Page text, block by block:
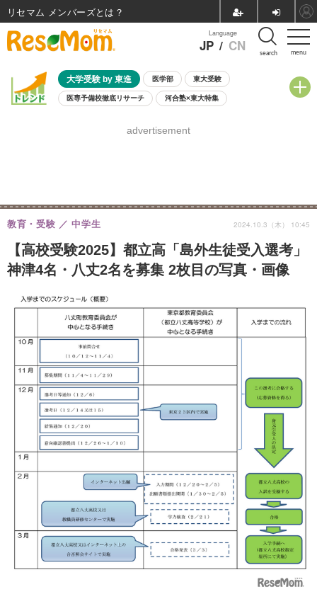
menu
Language
JP / CN search
大学受験 by 東進 医学部 東大受験
医専予備校徹底リサーチ 河合塾×東大特集
8月開催学校説明会・相談会
advertisement
【高校受験2025】都立高「島外生徒受入選考」
神津4名・八丈2名を募集 2枚目の写真・画像
教育・受験 中学生 2024.10.3（木） 10:45
リセマム メンバーズ